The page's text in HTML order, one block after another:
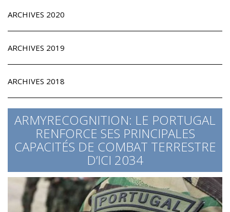
ARCHIVES 2020
ARCHIVES 2019
ARCHIVES 2018
ARMYRECOGNITION: LE PORTUGAL
RENFORCE SES PRINCIPALES
CAPACITÉS DE COMBAT TERRESTRE
D’ICI 2034